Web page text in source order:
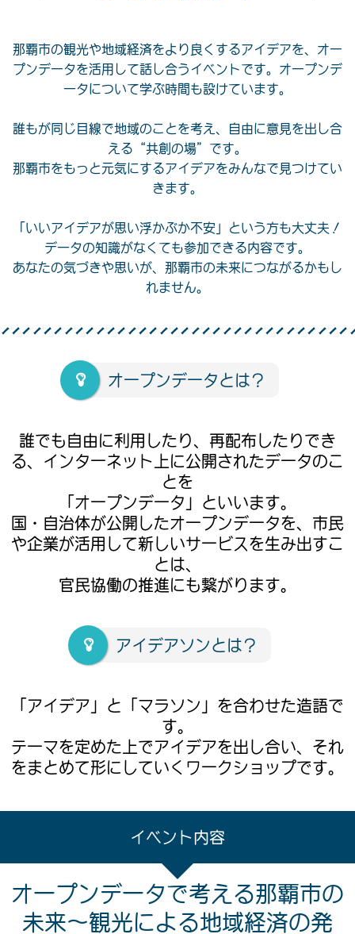
那覇市の観光や地域経済をより良くするアイデアを、オー
プンデータを活用して話し合うイベントです。オープンデ
ータについて学ぶ時間も設けています。
誰もが同じ目線で地域のことを考え、自由に意見を出し合
える“共創の場”です。
那覇市をもっと元気にするアイデアをみんなで見つけてい
きます。
「いいアイデアが思い浮かぶか不安」という方も大丈夫！
データの知識がなくても参加できる内容です。
あなたの気づきや思いが、那覇市の未来につながるかもし
れません。
オープンデータとは？
誰でも自由に利用したり、再配布したりでき
る、インターネット上に公開されたデータのこ
とを
「オープンデータ」といいます。
国・自治体が公開したオープンデータを、市民
や企業が活用して新しいサービスを生み出すこ
とは、
官民協働の推進にも繋がります。
アイデアソンとは？
「アイデア」と「マラソン」を合わせた造語で
す。
テーマを定めた上でアイデアを出し合い、それ
をまとめて形にしていくワークショップです。
イベント内容
オープンデータで考える那覇市の
未来〜観光による地域経済の発